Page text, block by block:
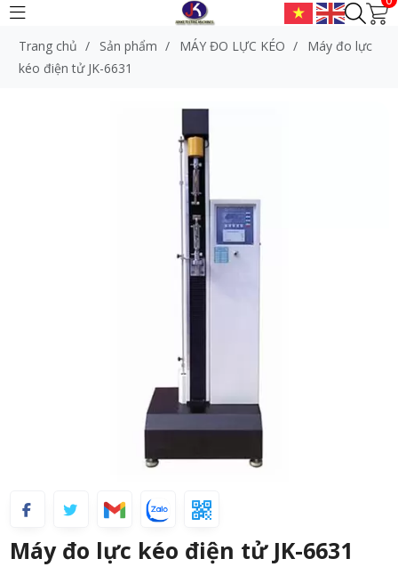
Trang chủ / Sản phẩm / MÁY ĐO LỰC KÉO /
Máy đo lực
kéo điện tử JK-6631
Máy đo lực kéo điện tử JK-6631